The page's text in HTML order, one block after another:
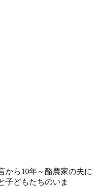
から10年～酪農家の夫に
子どもたちのいま